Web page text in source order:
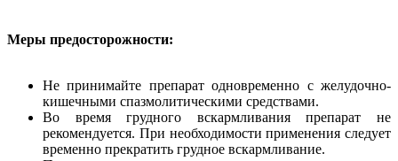
Меры предосторожности:
Не принимайте препарат одновременно с желудочно-
кишечными спазмолитическими средствами.
Во время грудного вскармливания препарат не
рекомендуется. При необходимости применения следует
временно прекратить грудное вскармливание.